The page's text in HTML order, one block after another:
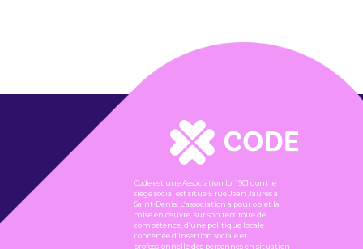
Code est une Association loi 1901 dont le
siège social est situé 5 rue Jean Jaurès à
Saint-Denis. L’association a pour objet la
mise en œuvre, sur son territoire de
compétence, d’une politique locale
concertée d’insertion sociale et
professionnelle des personnes en situation